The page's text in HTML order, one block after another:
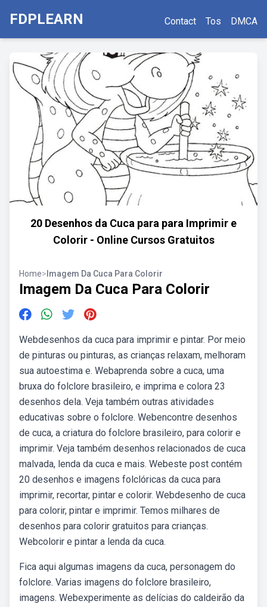
FDPLEARN Contact Tos DMCA
20 Desenhos da Cuca para para Imprimir e
Colorir - Online Cursos Gratuitos
Home> Imagem Da Cuca Para Colorir
Imagem Da Cuca Para Colorir
Webdesenhos da cuca para imprimir e pintar. Por meio
de pinturas ou pinturas, as crianças relaxam, melhoram
sua autoestima e. Webaprenda sobre a cuca, uma
bruxa do folclore brasileiro, e imprima e colora 23
desenhos dela. Veja também outras atividades
educativas sobre o folclore. Webencontre desenhos
de cuca, a criatura do folclore brasileiro, para colorir e
imprimir. Veja também desenhos relacionados de cuca
malvada, lenda da cuca e mais. Webeste post contém
20 desenhos e imagens folclóricas da cuca para
imprimir, recortar, pintar e colorir. Webdesenho de cuca
para colorir, pintar e imprimir. Temos milhares de
desenhos para colorir gratuitos para crianças.
Webcolorir e pintar a lenda da cuca.
Fica aqui algumas imagens da cuca, personagem do
folclore. Varias imagens do folclore brasileiro,
imagens. Webexperimente as delícias do caldeirão da